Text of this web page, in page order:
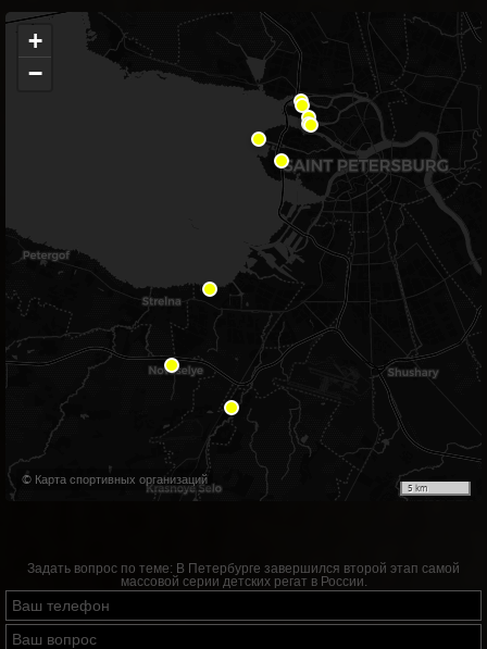
+
−
© Карта спортивных организаций
5 km
Задать вопрос по теме: В Петербурге завершился второй этап самой
массовой серии детских регат в России.